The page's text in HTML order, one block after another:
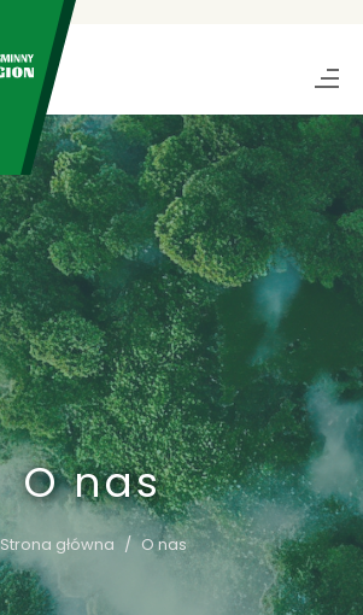
O nas
Strona główna O nas